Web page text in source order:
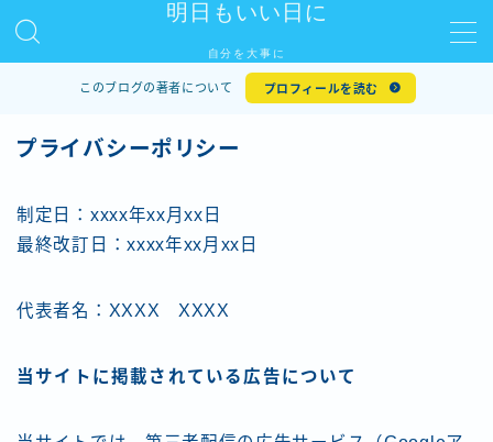
明日もいい日に
自分を大事に
MENU
プライバシーポリシー
利用規約／特定商取引法に基づく表記
有料記事の決済完了ページ
このブログの著者について プロフィールを読む
プライバシーポリシー
制定日：xxxx年xx月xx日
最終改訂日：xxxx年xx月xx日
代表者名：XXXX XXXX
当サイトに掲載されている広告について